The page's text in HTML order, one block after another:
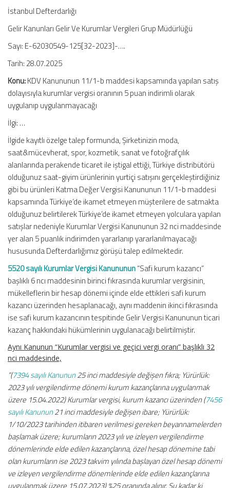
İstanbul Defterdarlığı
Gelir Kanunları Gelir Ve Kurumlar Vergileri Grup Müdürlüğü
Sayı: E-62030549-125[32-2023]-….
Tarih: 28.07.2025
Konu:KDV Kanununun 11/1-b maddesi kapsamında yapılan satış
dolayısıyla kurumlar vergisi oranının 5 puan indirimli olarak
uygulanıp uygulanmayacağı
İlgi: …
İlgide kayıtlı özelge talep formunda, Şirketinizin moda,
saat&mücevherat, spor, kozmetik, sanat ve fotoğrafçılık
alanlarında perakende ticaret ile iştigal ettiği, Türkiye distribütörü
olduğunuz saat-giyim ürünlerinin yurtiçi satışını gerçekleştirdiğiniz
gibi bu ürünleri Katma Değer Vergisi Kanununun 11/1-b maddesi
kapsamında Türkiye’de ikamet etmeyen müşterilere de satmakta
olduğunuz belirtilerek Türkiye’de ikamet etmeyen yolculara yapılan
satışlar nedeniyle Kurumlar Vergisi Kanununun 32 nci maddesinde
yer alan 5 puanlık indirimden yararlanıp yararlanılmayacağı
hususunda Defterdarlığımız görüşü talep edilmektedir.
5520 sayılı Kurumlar Vergisi Kanununun“Safi kurum kazancı”
başlıklı 6 ncı maddesinin birinci fıkrasında kurumlar vergisinin,
mükelleflerin bir hesap dönemi içinde elde ettikleri safi kurum
kazancı üzerinden hesaplanacağı, aynı maddenin ikinci fıkrasında
ise safi kurum kazancının tespitinde Gelir Vergisi Kanununun ticari
kazanç hakkındaki hükümlerinin uygulanacağı belirtilmiştir.
Aynı Kanunun “Kurumlar vergisi ve geçici vergi oranı” başlıklı 32
nci maddesinde,
“(7394 sayılı Kanunun25 inci maddesiyle değişen fıkra; Yürürlük:
2023 yılı vergilendirme dönemi kurum kazançlarına uygulanmak
üzere 15.04.2022) Kurumlar vergisi, kurum kazancı üzerinden (7456
sayılı Kanunun21 inci maddesiyle değişen ibare; Yürürlük:
1/10/2023 tarihinden itibaren verilmesi gereken beyannamelerden
başlamak üzere; kurumların 2023 yılı ve izleyen vergilendirme
dönemlerinde elde edilen kazançlarına, özel hesap dönemine tabi
olan kurumların ise 2023 takvim yılında başlayan özel hesap dönemi
ve izleyen vergilendirme dönemlerinde elde edilen kazançlarına